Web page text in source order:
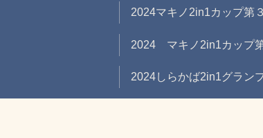
2024マキノ2in1カップ第
2024 マキノ2in1カップ
2024しらかば2in1グラ